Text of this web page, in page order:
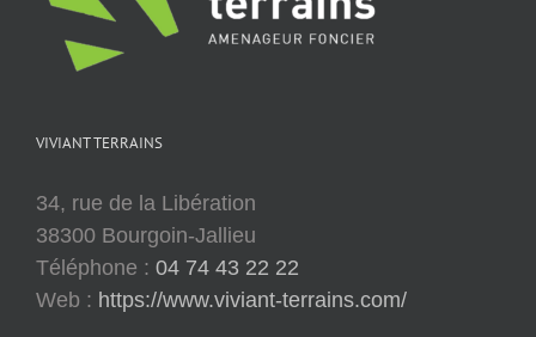
VIVIANT TERRAINS
34, rue de la Libération
38300 Bourgoin-Jallieu
Téléphone : 04 74 43 22 22
Web : https://www.viviant-terrains.com/